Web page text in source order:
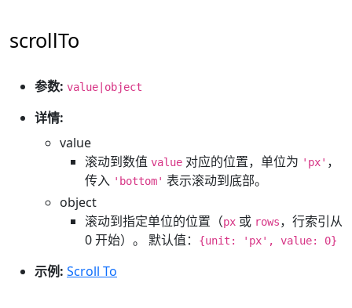
scrollTo
参数: value|object
详情:
value
滚动到数值 value 对应的位置，单位为 'px' ，
传入 'bottom' 表示滚动到底部。
object
滚动到指定单位的位置（px 或 rows，行索引从
0 开始）。 默认值：
{unit: 'px', value: 0}
示例: Scroll To